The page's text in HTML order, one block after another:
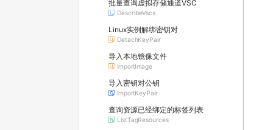
批量查询虚拟存储通道VSC
DescribeVscs
Linux实例解绑密钥对
DetachKeyPair
导入本地镜像文件
ImportImage
导入密钥对公钥
ImportKeyPair
查询资源已经绑定的标签列表
ListTagResources